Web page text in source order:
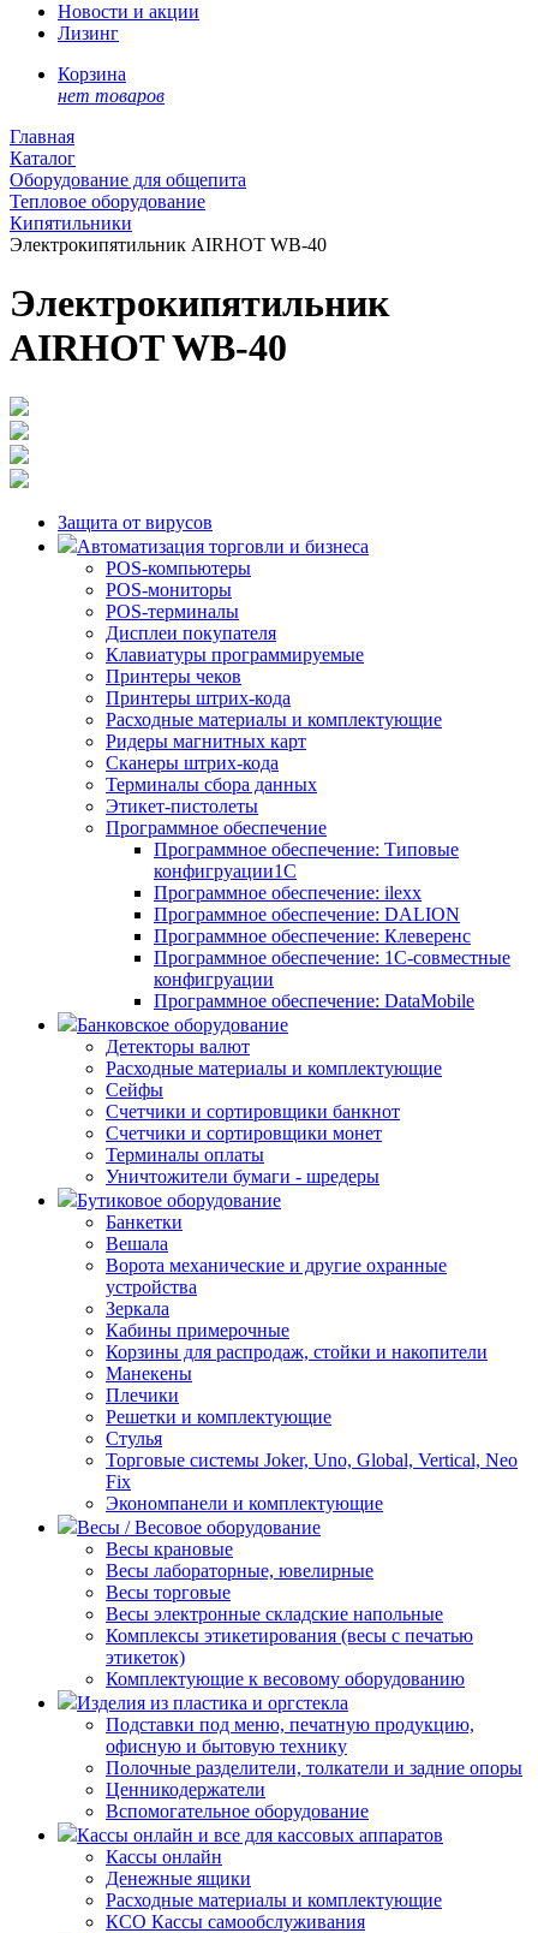
Новости и акции
Лизинг
Корзина
нет товаров
Главная
Каталог
Оборудование для общепита
Тепловое оборудование
Кипятильники
Электрокипятильник AIRHOT WB-40
Электрокипятильник
AIRHOT WB-40
Защита от вирусов
Автоматизация торговли и бизнеса
POS-компьютеры
POS-мониторы
POS-терминалы
Дисплеи покупателя
Клавиатуры программируемые
Принтеры чеков
Принтеры штрих-кода
Расходные материалы и комплектующие
Ридеры магнитных карт
Сканеры штрих-кода
Терминалы сбора данных
Этикет-пистолеты
Программное обеспечение
Программное обеспечение: Типовые
конфигруации1С
Программное обеспечение: ilexx
Программное обеспечение: DALION
Программное обеспечение: Клеверенс
Программное обеспечение: 1С-совместные
конфигруации
Программное обеспечение: DataMobile
Банковское оборудование
Детекторы валют
Расходные материалы и комплектующие
Сейфы
Счетчики и сортировщики банкнот
Счетчики и сортировщики монет
Терминалы оплаты
Уничтожители бумаги - шредеры
Бутиковое оборудование
Банкетки
Вешала
Ворота механические и другие охранные
устройства
Зеркала
Кабины примерочные
Корзины для распродаж, стойки и накопители
Манекены
Плечики
Решетки и комплектующие
Стулья
Торговые системы Joker, Uno, Global, Vertical, Neo
Fix
Экономпанели и комплектующие
Весы / Весовое оборудование
Весы крановые
Весы лабораторные, ювелирные
Весы торговые
Весы электронные складские напольные
Комплексы этикетирования (весы с печатью
этикеток)
Комплектующие к весовому оборудованию
Изделия из пластика и оргстекла
Подставки под меню, печатную продукцию,
офисную и бытовую технику
Полочные разделители, толкатели и задние опоры
Ценникодержатели
Вспомогательное оборудование
Кассы онлайн и все для кассовых аппаратов
Кассы онлайн
Денежные ящики
Расходные материалы и комплектующие
КСО Кассы самообслуживания